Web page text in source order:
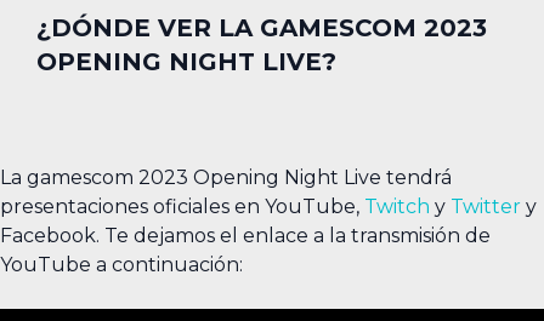
¿DÓNDE VER LA GAMESCOM 2023
OPENING NIGHT LIVE?
La gamescom 2023 Opening Night Live tendrá
presentaciones oficiales en YouTube, Twitch y Twitter y
Facebook. Te dejamos el enlace a la transmisión de
YouTube a continuación: